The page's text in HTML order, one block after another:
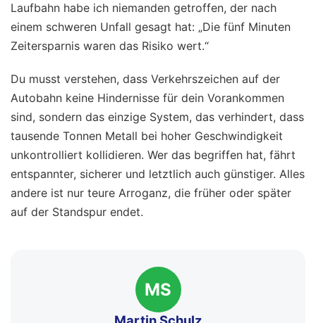
Laufbahn habe ich niemanden getroffen, der nach
einem schweren Unfall gesagt hat: „Die fünf Minuten
Zeitersparnis waren das Risiko wert.“
Du musst verstehen, dass Verkehrszeichen auf der
Autobahn keine Hindernisse für dein Vorankommen
sind, sondern das einzige System, das verhindert, dass
tausende Tonnen Metall bei hoher Geschwindigkeit
unkontrolliert kollidieren. Wer das begriffen hat, fährt
entspannter, sicherer und letztlich auch günstiger. Alles
andere ist nur teure Arroganz, die früher oder später
auf der Standspur endet.
MS